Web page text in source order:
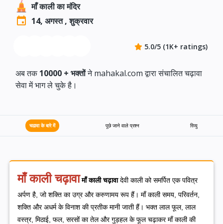
माँ काली का मंदिर
14, अगस्त , शुक्रवार
5.0/5 (1K+ ratings)
अब तक 10000 + भक्तोंने mahakal.com द्वारा संचालित चढ़ावा
सेवा में भाग ले चुके है।
चढावा के बारे में पूछे जाने वाले प्रश्न रिव्यु
माँ काली चढ़ावा माँ काली चढ़ावादेवी काली को समर्पित एक पवित्र
अर्पण है, जो शक्ति का उग्र और करुणामय रूप हैं। माँ काली समय, परिवर्तन,
शक्ति और अधर्म के विनाश की प्रतीक मानी जाती हैं। भक्त लाल फूल, लाल
वस्त्र, मिठाई, फल, सरसों का तेल और गुड़हल के फूल चढ़ाकर माँ काली की